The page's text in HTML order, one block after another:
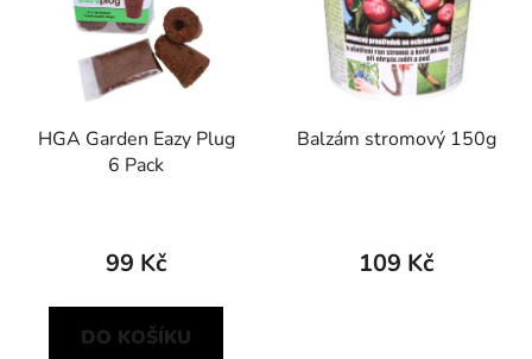
HGA Garden Eazy Plug
6 Pack
99 Kč
DO KOŠÍKU
Balzám stromový 150g
109 Kč